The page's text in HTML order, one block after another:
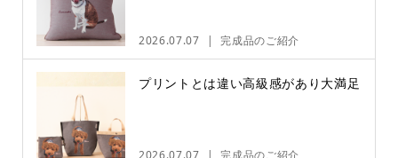
2026.07.07 完成品のご紹介
プリントとは違い高級感があり大満足